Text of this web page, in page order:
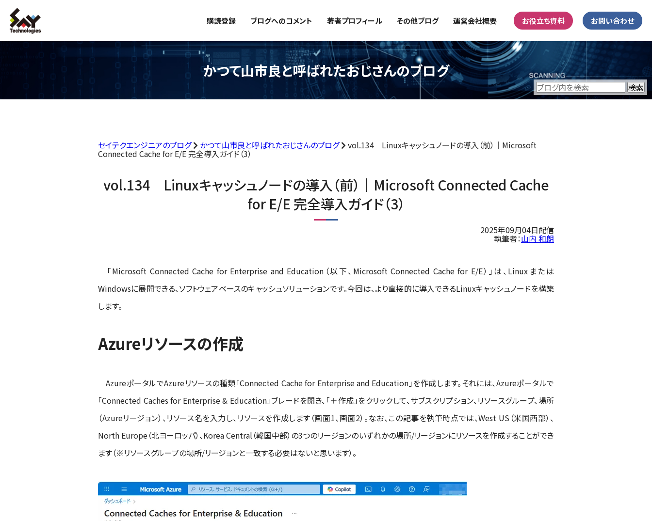
購読登録 ブログへのコメント 著者プロフィール その他ブログ 運営会社概要 お役立ち資料 お問い合わせ
かつて山市良と呼ばれたおじさんのブログ
セイテクエンジニアのブログ かつて山市良と呼ばれたおじさんのブログ vol.134 Linuxキャッシュノードの導入（前）｜Microsoft
Connected Cache for E/E 完全導入ガイド（3）
vol.134 Linuxキャッシュノードの導入（前）｜Microsoft Connected Cache
for E/E 完全導入ガイド（3）
2025年09月04日配信
執筆者：山内 和朗
「Microsoft Connected Cache for Enterprise and Education（以下、Microsoft Connected Cache for E/E）」は、Linuxまたは
Windowsに展開できる、ソフトウェアベースのキャッシュソリューションです。今回は、より直接的に導入できるLinuxキャッシュノードを構築
します。
Azureリソースの作成
AzureポータルでAzureリソースの種類「Connected Cache for Enterprise and Education」を作成します。それには、Azureポータルで
「Connected Caches for Enterprise & Education」ブレードを開き、「＋作成」をクリックして、サブスクリプション、リソースグループ、場所
（Azureリージョン）、リソース名を入力し、リソースを作成します（画面1、画面2）。なお、この記事を執筆時点では、West US（米国西部）、
North Europe（北ヨーロッパ）、Korea Central（韓国中部）の3つのリージョンのいずれかの場所/リージョンにリソースを作成することができ
ます（※リソースグループの場所/リージョンと一致する必要はないと思います）。